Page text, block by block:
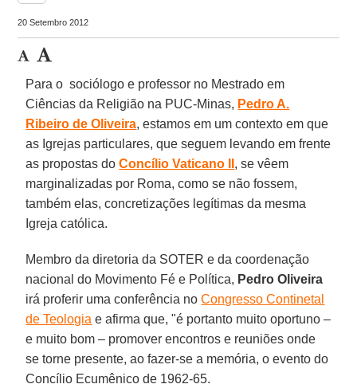
20 Setembro 2012
Para o sociólogo e professor no Mestrado em
Ciências da Religião na PUC-Minas, Pedro A.
Ribeiro de Oliveira, estamos em um contexto em que
as Igrejas particulares, que seguem levando em frente
as propostas doConcílio Vaticano II , se vêem
marginalizadas por Roma, como se não fossem,
também elas, concretizações legítimas da mesma
Igreja católica.
Membro da diretoria da SOTER e da coordenação
nacional do Movimento Fé e Política, Pedro Oliveira
irá proferir uma conferência noCongresso Continetal
de Teologia e afirma que, "é portanto muito oportuno –
e muito bom – promover encontros e reuniões onde
se torne presente, ao fazer-se a memória, o evento do
Concílio Ecumênico de 1962-65.